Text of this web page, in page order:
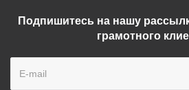
Подпишитесь на нашу
грамотного